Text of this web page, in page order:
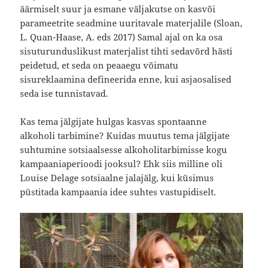
äärmiselt suur ja esmane väljakutse on kasvõi
parameetrite seadmine uuritavale materjalile (Sloan,
L. Quan-Haase, A. eds 2017) Samal ajal on ka osa
sisuturunduslikust materjalist tihti sedavõrd hästi
peidetud, et seda on peaaegu võimatu
sisureklaamina defineerida enne, kui asjaosalised
seda ise tunnistavad.
Kas tema jälgijate hulgas kasvas spontaanne
alkoholi tarbimine? Kuidas muutus tema jälgijate
suhtumine sotsiaalsesse alkoholitarbimisse kogu
kampaaniaperioodi jooksul? Ehk siis milline oli
Louise Delage sotsiaalne jalajälg, kui küsimus
püstitada kampaania idee suhtes vastupidiselt.